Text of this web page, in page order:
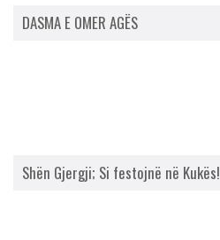
DASMA E OMER AGËS
Shën Gjergji; Si festojnë në Kukës!